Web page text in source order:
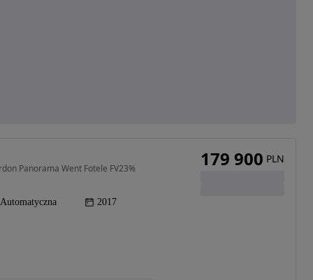
Panorama Went Fotele FV23%
Automatyczna 2017
179 900 PLN